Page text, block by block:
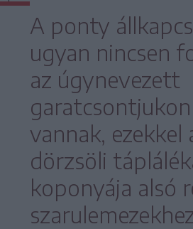
A ponty
ugyan nincsen
az úgynevezett
vannak, ezekkel
dörzsöli
koponyája alsó